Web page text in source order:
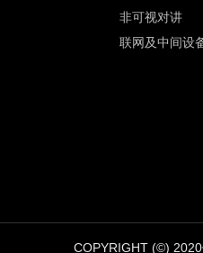
非可视对讲
联网及中间设
COPYRIGHT (©)